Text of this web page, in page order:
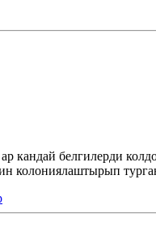
кандай белгилерди
колониялаштырып